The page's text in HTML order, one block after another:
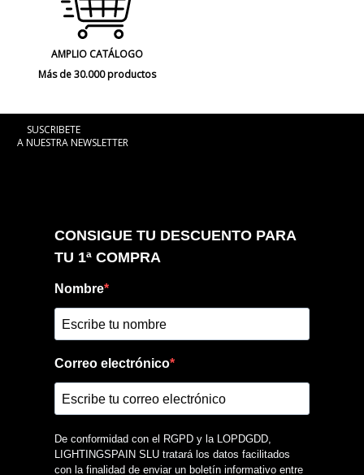
AMPLIO CATÁLOGO
Más de 30.000 productos
SUSCRIBETE
A NUESTRA NEWSLETTER